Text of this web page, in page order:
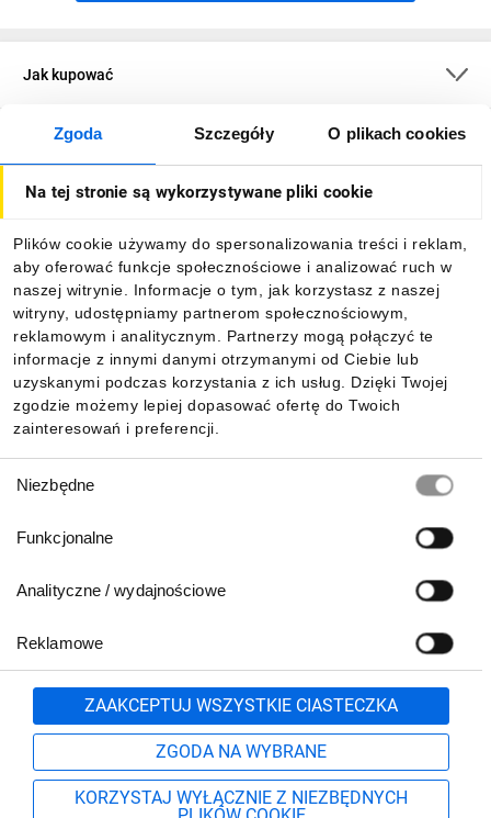
Zgoda Szczegóły O plikach cookies
Na tej stronie są wykorzystywane pliki cookie
Plików cookie używamy do spersonalizowania treści i reklam,
aby oferować funkcje społecznościowe i analizować ruch w
naszej witrynie. Informacje o tym, jak korzystasz z naszej
witryny, udostępniamy partnerom społecznościowym,
reklamowym i analitycznym. Partnerzy mogą połączyć te
informacje z innymi danymi otrzymanymi od Ciebie lub
uzyskanymi podczas korzystania z ich usług. Dzięki Twojej
zgodzie możemy lepiej dopasować ofertę do Twoich
zainteresowań i preferencji.
zgody
Niezbędne
Funkcjonalne
Analityczne / wydajnościowe
Reklamowe
ZAAKCEPTUJ WSZYSTKIE CIASTECZKA
ZGODA NA WYBRANE
KORZYSTAJ WYŁĄCZNIE Z NIEZBĘDNYCH
Jak kupować
O firmie
Informacje
Pobierz naszą aplikację mobilną:
801 500 700 lub
71 37 61 600
Formularz kontaktowy